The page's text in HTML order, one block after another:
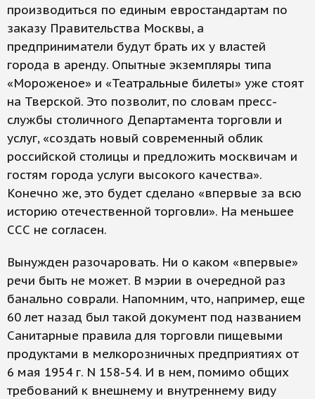
производиться по единым евростандартам по
заказу Правительства Москвы, а
предприниматели будут брать их у властей
города в аренду. Опытные экземпляры типа
«Мороженое» и «Театральные билеты» уже стоят
на Тверской. Это позволит, по словам пресс-
службы столичного Департамента торговли и
услуг, «создать новый современный облик
российской столицы и предложить москвичам и
гостям города услуги высокого качества».
Конечно же, это будет сделано «впервые за всю
историю отечественной торговли». На меньшее
ССС не согласен.
Вынужден разочаровать. Ни о каком «впервые»
речи быть не может. В мэрии в очередной раз
банально соврали. Напомним, что, например, еще
60 лет назад был такой документ под названием
Санитарные правила для торговли пищевыми
продуктами в мелкорозничных предприятиях от
6 мая 1954 г. N 158-54. И в нем, помимо общих
требований к внешнему и внутреннему виду